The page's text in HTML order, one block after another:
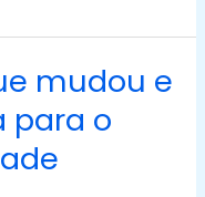
mudou e
para o